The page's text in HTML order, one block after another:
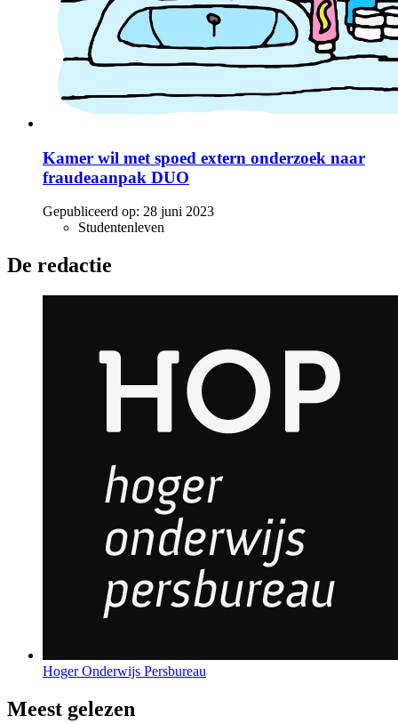
Kamer wil met spoed extern onderzoek naar
fraudeaanpak DUO
Gepubliceerd op: 28 juni 2023
Studentenleven
De redactie
Hoger Onderwijs Persbureau
Meest gelezen